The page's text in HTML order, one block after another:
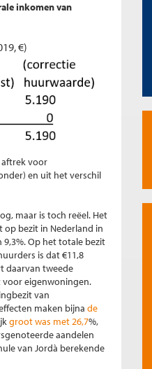
inkomen van
€)
voor
en uit het verschil
maar is toch reëel. Het
bezit in Nederland in
Op het totale bezit
is dat €11,8
daarvan tweede
voor eigenwoningen.
van
maken bijna de
groot was met 26,7%,
aandelen
van Jordà berekende